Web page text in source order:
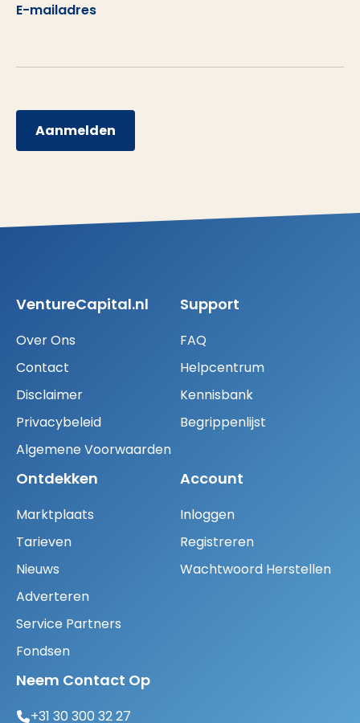
E-mailadres
Aanmelden
VentureCapital.nl
Over Ons
Contact
Disclaimer
Privacybeleid
Algemene Voorwaarden
Support
FAQ
Helpcentrum
Kennisbank
Begrippenlijst
Ontdekken
Marktplaats
Tarieven
Nieuws
Adverteren
Service Partners
Fondsen
Account
Inloggen
Registreren
Wachtwoord Herstellen
Neem Contact Op
+31 30 300 32 27